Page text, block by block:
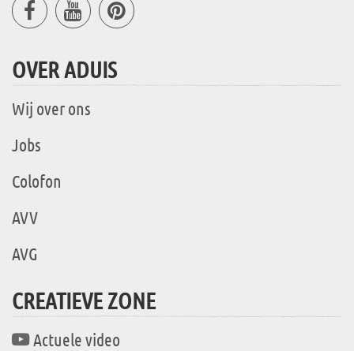
OVER ADUIS
Wij over ons
Jobs
Colofon
AVV
AVG
CREATIEVE ZONE
Actuele video